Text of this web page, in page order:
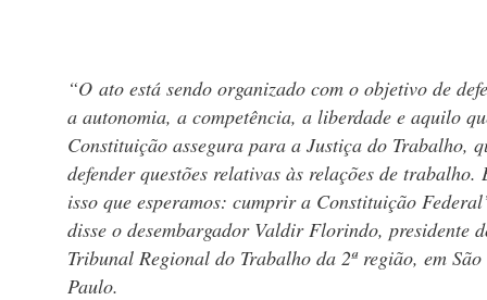
“O ato está sendo organizado com o objetivo de
a autonomia, a competência, a liberdade e aquilo
Constituição assegura para a Justiça do Trabalho,
defender questões relativas às relações de trabalho.
isso que esperamos: cumprir a Constituição
disse o desembargador Valdir Florindo, presidente
Tribunal Regional do Trabalho da 2ª região, em São
Paulo.